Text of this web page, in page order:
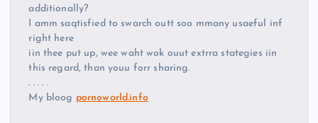
additionally?
I amm saqtisfied to swarch outt soo mmany usaeful inf
right here
iin thee put up, wee waht wok ouut extrra stategies iin
this regard, than youu forr sharing.
. . . . .
My bloog pornoworld.info